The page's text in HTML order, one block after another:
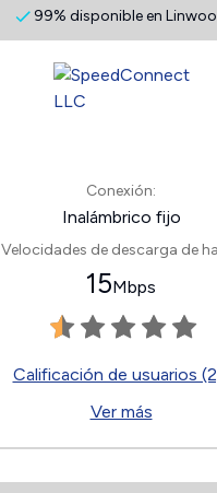
99% disponible en
Conexión:
Inalámbrico fijo
Velocidades de descarga de
15Mbps
Calificación de usuarios
Ver más